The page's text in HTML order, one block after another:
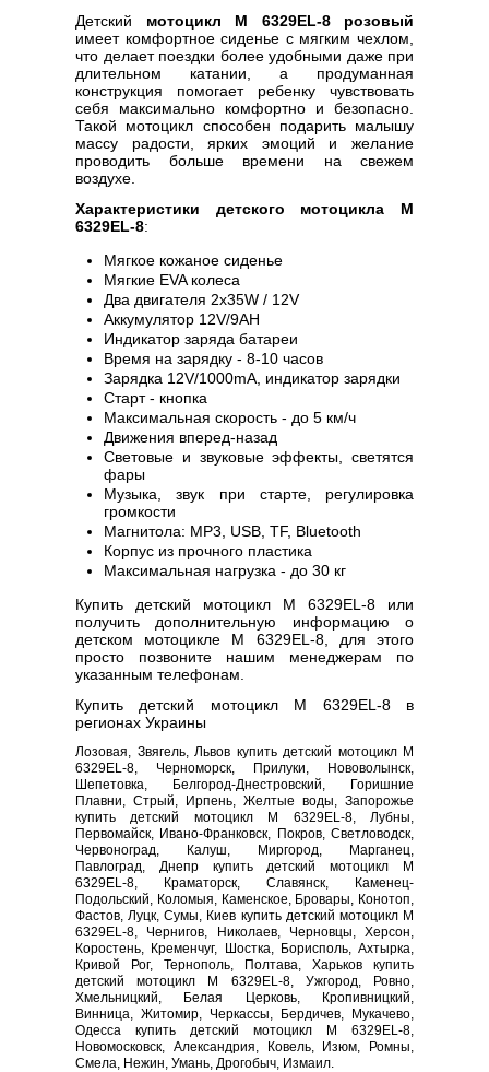
Детский мотоцикл M 6329EL-8 розовый
имеет комфортное сиденье с мягким чехлом,
что делает поездки более удобными даже при
длительном катании, а продуманная
конструкция помогает ребенку чувствовать
себя максимально комфортно и безопасно.
Такой мотоцикл способен подарить малышу
массу радости, ярких эмоций и желание
проводить больше времени на свежем
воздухе.
Характеристики детского мотоцикла M
6329EL-8:
Мягкое кожаное сиденье
Мягкие EVA колеса
Два двигателя 2х35W / 12V
Аккумулятор 12V/9AH
Индикатор заряда батареи
Время на зарядку - 8-10 часов
Зарядка 12V/1000mA, индикатор зарядки
Старт - кнопка
Максимальная скорость - до 5 км/ч
Движения вперед-назад
Световые и звуковые эффекты, светятся
фары
Музыка, звук при старте, регулировка
громкости
Магнитола: MP3, USB, TF, Bluetooth
Корпус из прочного пластика
Максимальная нагрузка - до 30 кг
Купить детский мотоцикл M 6329EL-8 или
получить дополнительную информацию о
детском мотоцикле M 6329EL-8, для этого
просто позвоните нашим менеджерам по
указанным телефонам.
Купить детский мотоцикл M 6329EL-8 в
регионах Украины
Лозовая, Звягель, Львов купить детский мотоцикл M
6329EL-8, Черноморск, Прилуки, Нововолынск,
Шепетовка, Белгород-Днестровский, Горишние
Плавни, Стрый, Ирпень, Желтые воды, Запорожье
купить детский мотоцикл M 6329EL-8, Лубны,
Первомайск, Ивано-Франковск, Покров, Светловодск,
Червоноград, Калуш, Миргород, Марганец,
Павлоград, Днепр купить детский мотоцикл M
6329EL-8, Краматорск, Славянск, Каменец-
Подольский, Коломыя, Каменское, Бровары, Конотоп,
Фастов, Луцк, Сумы, Киев купить детский мотоцикл M
6329EL-8, Чернигов, Николаев, Черновцы, Херсон,
Коростень, Кременчуг, Шостка, Борисполь, Ахтырка,
Кривой Рог, Тернополь, Полтава, Харьков купить
детский мотоцикл M 6329EL-8, Ужгород, Ровно,
Хмельницкий, Белая Церковь, Кропивницкий,
Винница, Житомир, Черкассы, Бердичев, Мукачево,
Одесса купить детский мотоцикл M 6329EL-8,
Новомосковск, Александрия, Ковель, Изюм, Ромны,
Смела, Нежин, Умань, Дрогобыч, Измаил.